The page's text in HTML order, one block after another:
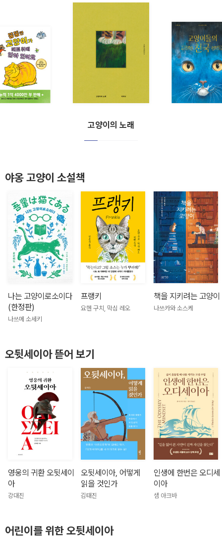
고양이의 노래
야옹 고양이 소설책
나는 고양이로소이다
(한정판)
나쓰메 소세키
프랭키
요헨 구치, 막심 레오
책을 지키려는 고양이
나쓰카와 소스케
오뒷세이아 뜯어 보기
영웅의 귀환 오뒷세이
아
강대진
오뒷세이아, 어떻게
읽을 것인가
김태진
인생에 한번은 오디세
이아
샘 아크바
어린이를 위한 오뒷세이아